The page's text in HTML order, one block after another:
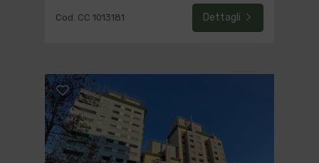
Cod. CC 1013181 Dettagli